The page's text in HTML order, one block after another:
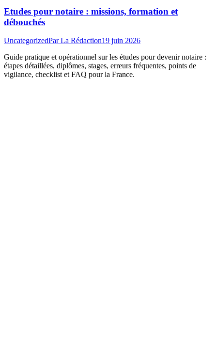
Etudes pour notaire : missions, formation et
débouchés
UncategorizedParLa Rédaction19 juin 2026
Guide pratique et opérationnel sur les études pour devenir notaire :
étapes détaillées, diplômes, stages, erreurs fréquentes, points de
vigilance, checklist et FAQ pour la France.